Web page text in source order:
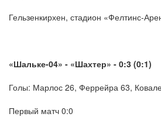
Гельзенкирхен, стадион «Фелтинс-
«Шальке-04» - «Шахтер» - 0:3 (0:1)
Голы: Марлос 26, Феррейра 63,
Первый матч 0:0